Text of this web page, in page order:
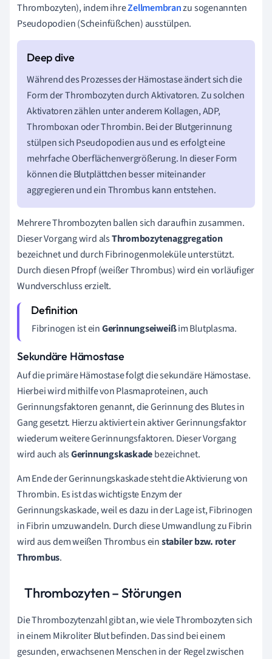
Thrombozyten), indem ihreZellmembranzu sogenannten
Pseudopodien (Scheinfüßchen) ausstülpen.
Während des Prozesses der Hämostase ändert sich die
Form der Thrombozyten durch Aktivatoren. Zu solchen
Aktivatoren zählen unter anderem Kollagen, ADP,
Thromboxan oder Thrombin. Bei der Blutgerinnung
stülpen sich Pseudopodien aus und es erfolgt eine
mehrfache Oberflächenvergrößerung. In dieser Form
können die Blutplättchen besser miteinander
aggregieren und ein Thrombus kann entstehen.
Mehrere Thrombozyten ballen sich daraufhin zusammen.
Dieser Vorgang wird alsThrombozytenaggregation
bezeichnet und durch Fibrinogenmoleküle unterstützt.
Durch diesen Pfropf (weißer Thrombus) wird ein vorläufiger
Wundverschluss erzielt.
Fibrinogen ist einGerinnungseiweißim Blutplasma.
Sekundäre Hämostase
Auf die primäre Hämostase folgt die sekundäre Hämostase.
Hierbei wird mithilfe von Plasmaproteinen, auch
Gerinnungsfaktoren genannt, die Gerinnung des Blutes in
Gang gesetzt. Hierzu aktiviert ein aktiver Gerinnungsfaktor
wiederum weitere Gerinnungsfaktoren. Dieser Vorgang
wird auch alsGerinnungskaskadebezeichnet.
Am Ende der Gerinnungskaskade steht die Aktivierung von
Thrombin. Es ist das wichtigste Enzym der
Gerinnungskaskade, weil es dazu in der Lage ist, Fibrinogen
in Fibrin umzuwandeln. Durch diese Umwandlung zu Fibrin
wird aus dem weißen Thrombus einstabiler bzw. roter
Thrombus.
Thrombozyten – Störungen
Die Thrombozytenzahl gibt an, wie viele Thrombozyten sich
in einem Mikroliter Blut befinden. Das sind bei einem
gesunden, erwachsenen Menschen in der Regel zwischen